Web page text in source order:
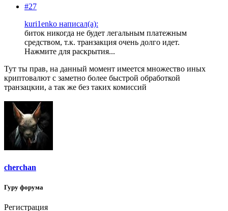
#27
kuri1enko написал(а):
биток никогда не будет легальным платежным
средством, т.к. транзакция очень долго идет.
Нажмите для раскрытия...
Тут ты прав, на данный момент имеется множество иных
криптовалют с заметно более быстрой обработкой
транзацкии, а так же без таких комиссий
cherchan
Гуру форума
Регистрация